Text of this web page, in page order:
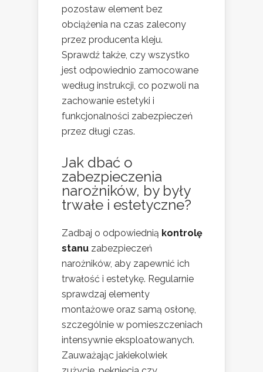
pozostaw element bez
obciążenia na czas zalecony
przez producenta kleju.
Sprawdź także, czy wszystko
jest odpowiednio zamocowane
według instrukcji, co pozwoli na
zachowanie estetyki i
funkcjonalności zabezpieczeń
przez długi czas.
Jak dbać o
zabezpieczenia
narożników, by były
trwałe i estetyczne?
Zadbaj o odpowiednią kontrolę
stanu zabezpieczeń
narożników, aby zapewnić ich
trwałość i estetykę. Regularnie
sprawdzaj elementy
montażowe oraz samą osłonę,
szczególnie w pomieszczeniach
intensywnie eksploatowanych.
Zauważając jakiekolwiek